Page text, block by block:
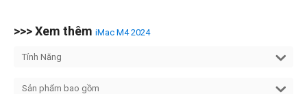
>>> Xem thêm iMac M4 2024
Tính Năng
Sản phẩm bao gồm